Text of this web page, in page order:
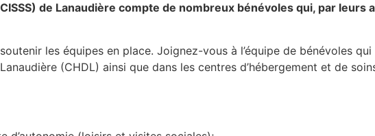
de Lanaudière compte de nombreux bénévoles qui, par leurs
les équipes en place. Joignez-vous à l’équipe de bénévoles
(CHDL) ainsi que dans les centres d’hébergement et de